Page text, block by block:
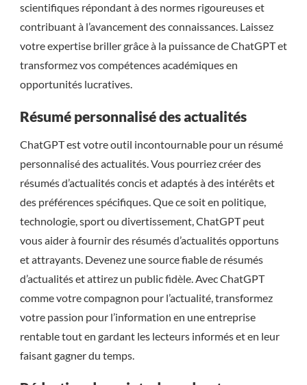
scientifiques répondant à des normes rigoureuses et
contribuant à l’avancement des connaissances. Laissez
votre expertise briller grâce à la puissance de ChatGPT et
transformez vos compétences académiques en
opportunités lucratives.
Résumé personnalisé des actualités
ChatGPT est votre outil incontournable pour un résumé
personnalisé des actualités. Vous pourriez créer des
résumés d’actualités concis et adaptés à des intérêts et
des préférences spécifiques. Que ce soit en politique,
technologie, sport ou divertissement, ChatGPT peut
vous aider à fournir des résumés d’actualités opportuns
et attrayants. Devenez une source fiable de résumés
d’actualités et attirez un public fidèle. Avec ChatGPT
comme votre compagnon pour l’actualité, transformez
votre passion pour l’information en une entreprise
rentable tout en gardant les lecteurs informés et en leur
faisant gagner du temps.